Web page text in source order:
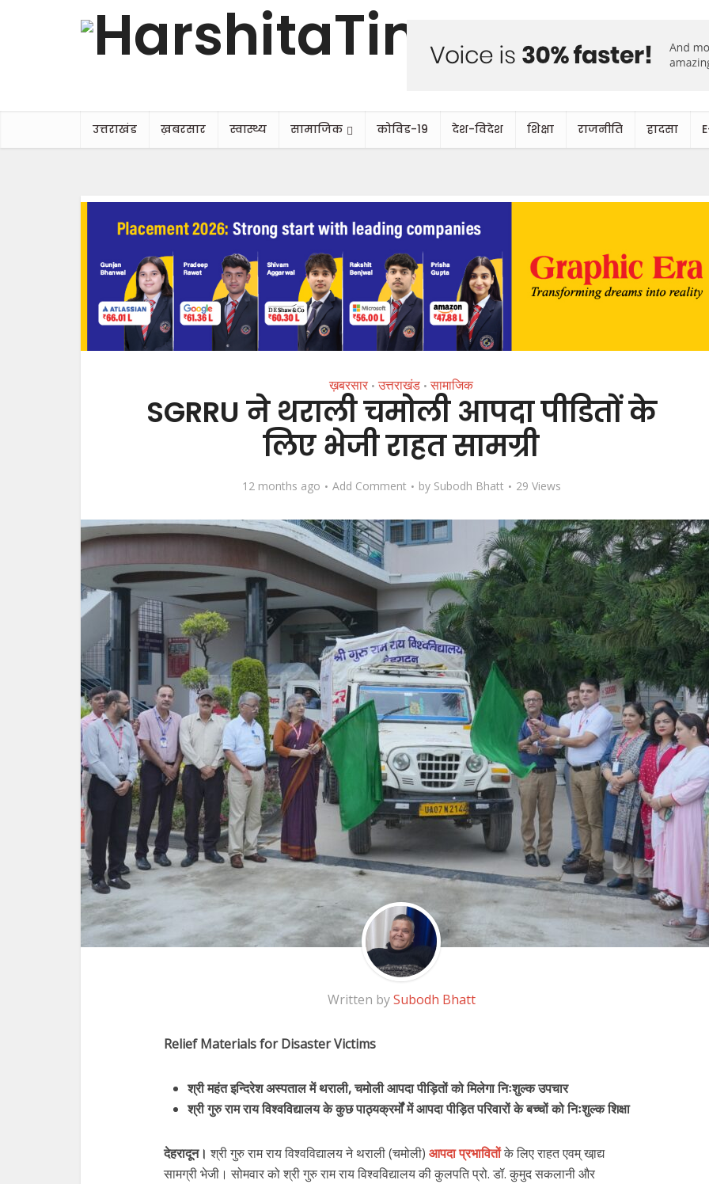
उत्तराखंड ख़बरसार स्वास्थ्य सामाजिक कोविड-19 देश-विदेश शिक्षा राजनीति हादसा
ख़बरसार • उत्तराखंड • सामाजिक
SGRRU ने थराली चमोली आपदा पीडितों के
लिए भेजी राहत सामग्री
12 months ago Add Comment by Subodh Bhatt 29 Views
Written bySubodh Bhatt
Relief Materials for Disaster Victims
श्री महंत इन्दिरेश अस्पताल में थराली, चमोली आपदा पीड़ितों को मिलेगा निःशुल्क उपचार
श्री गुरु राम राय विश्वविद्यालय के कुछ पाठ्यक्रर्मोंं में आपदा पीड़ित परिवारों के बच्चों को निःशुल्क शिक्षा
देहरादून।श्री गुरु राम राय विश्वविद्यालय ने थराली (चमोली) आपदा प्रभावितोंके लिए राहत एवम् खा़द्य
सामग्री भेजी। सोमवार को श्री गुरु राम राय विश्वविद्यालय की कुलपति प्रो. डॉ. कुमुद सकलानी और